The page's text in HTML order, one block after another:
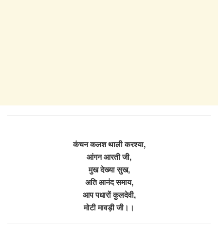
कंचन कलश थाली करश्या,
आंगन आरती जी,
मुख देख्या सुख,
अति आनंद समाय,
आप पधारों कुलदेवी,
मोटी मावड़ी जी।।